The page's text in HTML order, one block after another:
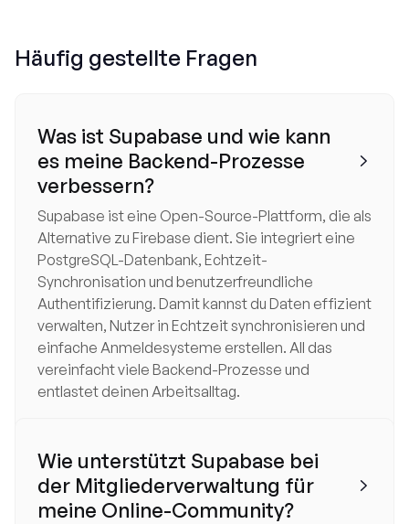
Häufig gestellte Fragen
Was ist Supabase und wie kann
es meine Backend-Prozesse
verbessern?

Supabase ist eine Open-Source-Plattform, die als
Alternative zu Firebase dient. Sie integriert eine
PostgreSQL-Datenbank, Echtzeit-
Synchronisation und benutzerfreundliche
Authentifizierung. Damit kannst du Daten effizient
verwalten, Nutzer in Echtzeit synchronisieren und
einfache Anmeldesysteme erstellen. All das
vereinfacht viele Backend-Prozesse und
entlastet deinen Arbeitsalltag.
Wie unterstützt Supabase bei
der Mitgliederverwaltung für
meine Online-Community?
